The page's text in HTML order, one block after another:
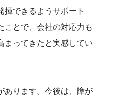
揮できるようサポート
ことで、会社の対応力も
まってきたと実感してい
あります。今後は、障が